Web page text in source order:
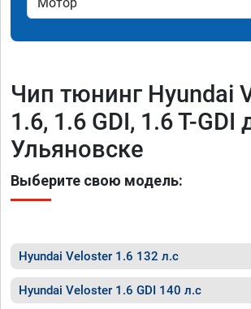
Чип тюнинг Hyundai
1.6, 1.6 GDI, 1.6 T-GDI
Ульяновске
Выберите свою модель:
Hyundai Veloster 1.6 132 л.с
Hyundai Veloster 1.6 GDI 140 л.с